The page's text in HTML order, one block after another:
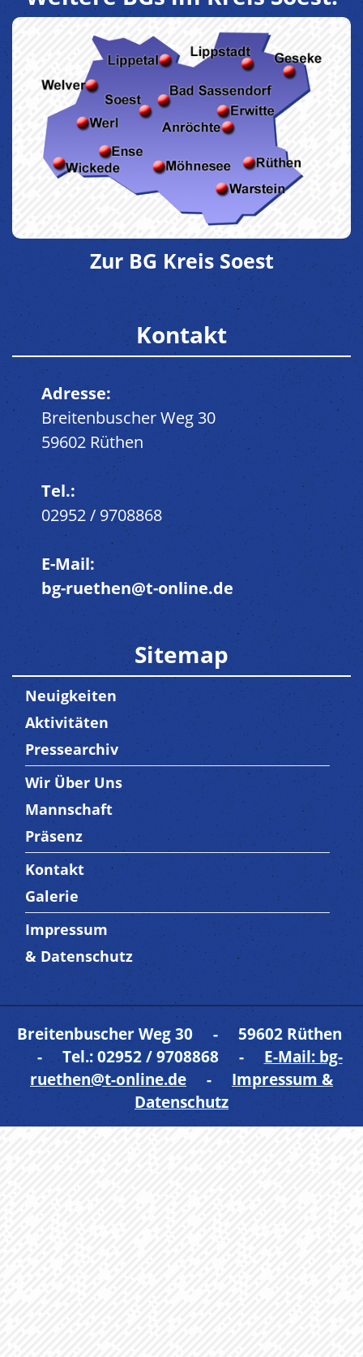
Zur BG Kreis Soest
Kontakt
Adresse:
Breitenbuscher Weg 30
59602 Rüthen
Tel.:
02952 / 9708868
E-Mail:
bg-ruethen@t-online.de
Sitemap
Neuigkeiten
Aktivitäten
Pressearchiv
Trenner3
Wir Über Uns
Mannschaft
Präsenz
Trenner4
Kontakt
Galerie
Trenner 5
Impressum
& Datenschutz
Breitenbuscher Weg 30 - 59602 Rüthen
- Tel.: 02952 / 9708868 - E-Mail: bg-
ruethen@t-online.de- Impressum &
Datenschutz